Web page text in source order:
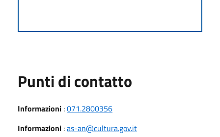
Punti di contatto
Informazioni :071.2800356
Informazioni :as-an@cultura.gov.it